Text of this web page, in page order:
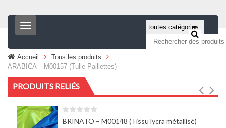
T
o
l
e
a
v
i
g
Accueil
Tous les produits
ARABICA – M00157 (Tulle Paillettes)
PRODUITS RELIÉS
BRINATO – M00148 (Tissu lycra métallisé)